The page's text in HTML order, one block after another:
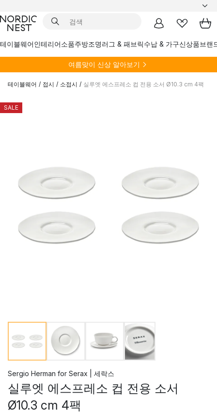
테이블웨어인테리어소품주방조명러그 & 패브릭수납 & 가구신상품브랜
여름맞이 신상 알아보기
테이블웨어 / 접시 / 소접시 / 실루엣 에스프레소 컵 전용 소서 Ø10.3 cm 4팩
SALE
Sergio Herman for Serax | 세락스
실루엣 에스프레소 컵 전용 소서
Ø10.3 cm 4팩